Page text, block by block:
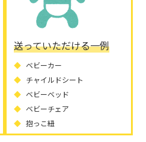
送っていただける一例
ベビーカー
チャイルドシート
ベビーベッド
ベビーチェア
抱っこ紐